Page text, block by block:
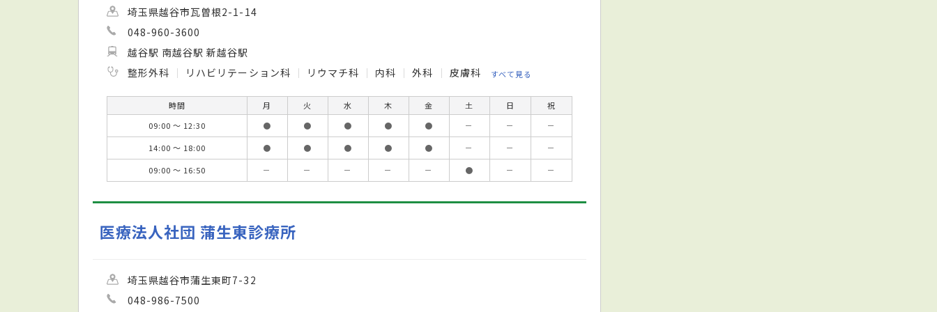
埼玉県越谷市瓦曽根2-1-14
048-960-3600
越谷駅 南越谷駅 新越谷駅
整形外科
リハビリテーション科 リウマチ科 内科 外科 皮膚科 すべて見る
時間 月 火 水 木 金 土 日
祝
09:00 ～ 12:30
● ● ● ● ● － －
－
14:00 ～ 18:00
● ● ● ● ● － －
－
09:00 ～ 16:50
－ － － － － ● － －
医療法人社団 蒲生東診療所
埼玉県越谷市蒲生東町7-32
048-986-7500